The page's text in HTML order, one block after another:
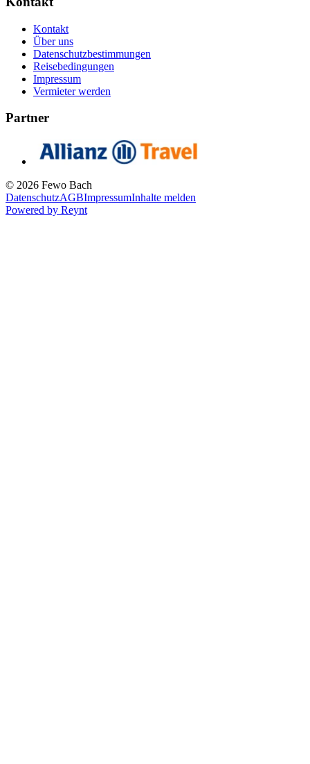
Kontakt
Über uns
Datenschutzbestimmungen
Reisebedingungen
Impressum
Vermieter werden
Partner
© 2026 Fewo Bach
DatenschutzAGBImpressumInhalte melden
Powered by Reynt